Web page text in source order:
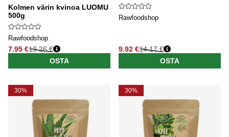
Kolmen värin kvinoa LUOMU
500g
Rawfoodshop
7.95 €
Normaali hinta
13.26 €
OSTA
Rawfoodshop
9.92 €
Normaali hinta
14.17 €
OSTA
30% 30%